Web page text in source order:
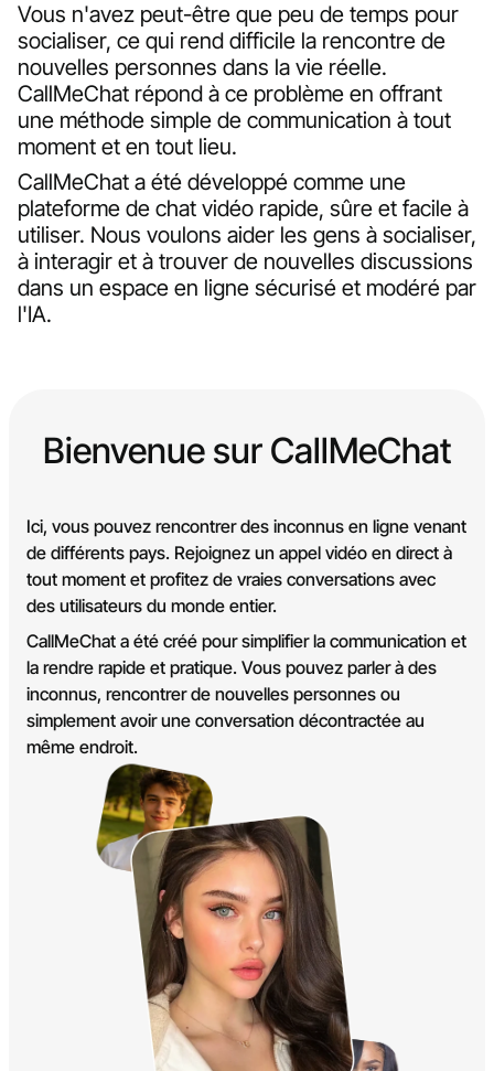
Vous n'avez peut-être que peu de temps pour
socialiser, ce qui rend difficile la rencontre de
nouvelles personnes dans la vie réelle.
CallMeChat répond à ce problème en offrant
une méthode simple de communication à tout
moment et en tout lieu.
CallMeChat a été développé comme une
plateforme de chat vidéo rapide, sûre et facile à
utiliser. Nous voulons aider les gens à socialiser,
à interagir et à trouver de nouvelles discussions
dans un espace en ligne sécurisé et modéré par
l'IA.
Bienvenue sur CallMeChat
Ici, vous pouvez rencontrer des inconnus en ligne venant
de différents pays. Rejoignez un appel vidéo en direct à
tout moment et profitez de vraies conversations avec
des utilisateurs du monde entier.
CallMeChat a été créé pour simplifier la communication et
la rendre rapide et pratique. Vous pouvez parler à des
inconnus, rencontrer de nouvelles personnes ou
simplement avoir une conversation décontractée au
même endroit.